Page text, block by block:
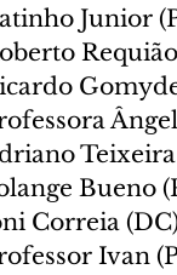
Junior
Teixeira
Bueno
Correia
Ivan